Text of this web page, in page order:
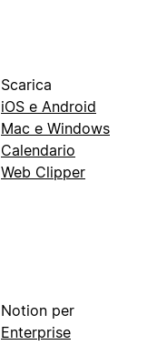
Scarica
iOS e Android
Mac e Windows
Calendario
Web Clipper
Notion per
Enterprise